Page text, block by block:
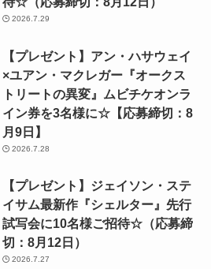
2026.7.29
【プレゼント】アン・ハサウェイ
×ユアン・マクレガー『オークス
トリートの異変』ムビチケオンラ
イン券を3名様に☆【応募締切：8
月9日】
2026.7.28
【プレゼント】ジェイソン・ステ
イサム最新作『シェルター』先行
試写会に10名様ご招待☆（応募締
切：8月12日）
2026.7.27